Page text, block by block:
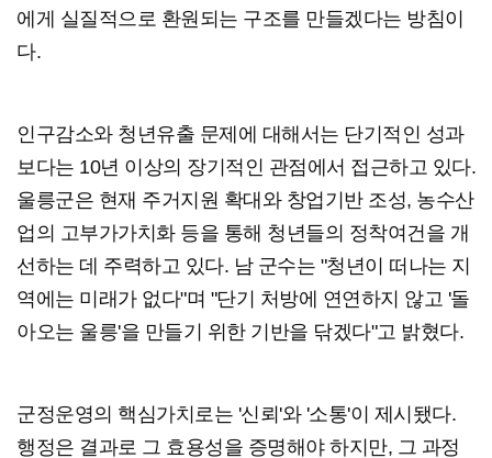
에게 실질적으로 환원되는 구조를 만들겠다는 방침이
다.
인구감소와 청년유출 문제에 대해서는 단기적인 성과
보다는 10년 이상의 장기적인 관점에서 접근하고 있다.
울릉군은 현재 주거지원 확대와 창업기반 조성, 농수산
업의 고부가가치화 등을 통해 청년들의 정착여건을 개
선하는 데 주력하고 있다. 남 군수는 "청년이 떠나는 지
역에는 미래가 없다"며 "단기 처방에 연연하지 않고 '돌
아오는 울릉'을 만들기 위한 기반을 닦겠다"고 밝혔다.
군정운영의 핵심가치로는 '신뢰'와 '소통'이 제시됐다.
행정은 결과로 그 효용성을 증명해야 하지만, 그 과정